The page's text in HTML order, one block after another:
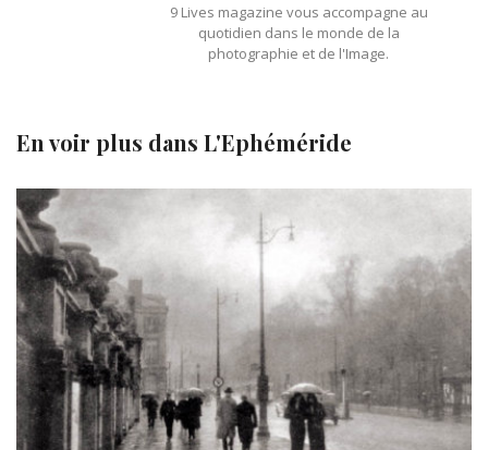
9 Lives magazine vous accompagne au
quotidien dans le monde de la
photographie et de l'Image.
En voir plus dans L'Ephéméride